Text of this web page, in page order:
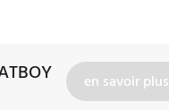
en savoir plus